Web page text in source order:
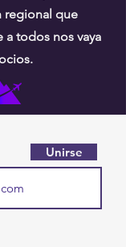
regional que
a todos nos vaya
Unirse